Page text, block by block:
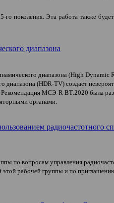
го поколения. Эта работа также
диапазона
диапазона (High Dynamic
диапазона (HDR-TV) создает
Рекомендация МСЭ-R BT .2020 была
органами.
радиочастотного
по вопросам управления
рабочей группы и по